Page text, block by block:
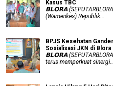
Kasus TBC
𝗕𝗟𝗢𝗥𝗔
(Wamenkes) Republik...
BPJS Kesehatan
Sosialisasi JKN di Blora
𝗕𝗟𝗢𝗥𝗔
terus memperkuat